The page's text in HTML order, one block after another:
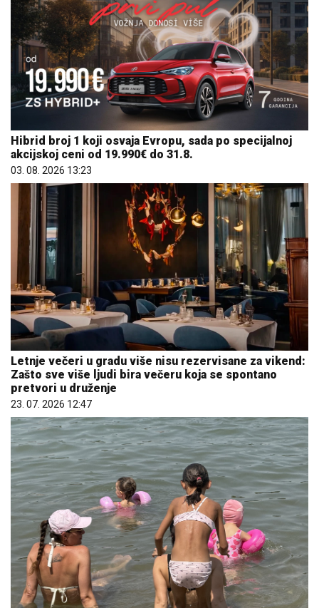
Hibrid broj 1 koji osvaja Evropu, sada po specijalnoj
akcijskoj ceni od 19.990€ do 31.8.
03. 08. 2026 13:23
Letnje večeri u gradu više nisu rezervisane za vikend:
Zašto sve više ljudi bira večeru koja se spontano
pretvori u druženje
23. 07. 2026 12:47